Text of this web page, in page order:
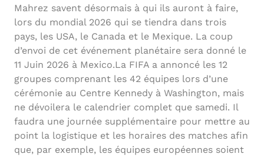
Mahrez savent désormais à qui ils auront à faire,
lors du mondial 2026 qui se tiendra dans trois
pays, les USA, le Canada et le Mexique. La coup
d’envoi de cet événement planétaire sera donné le
11 Juin 2026 à Mexico.La FIFA a annoncé les 12
groupes comprenant les 42 équipes lors d’une
cérémonie au Centre Kennedy à Washington, mais
ne dévoilera le calendrier complet que samedi. Il
faudra une journée supplémentaire pour mettre au
point la logistique et les horaires des matches afin
que, par exemple, les équipes européennes soient